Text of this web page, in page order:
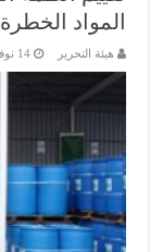
المواد
هيئة التحرير 14 نوفمبر، 2021